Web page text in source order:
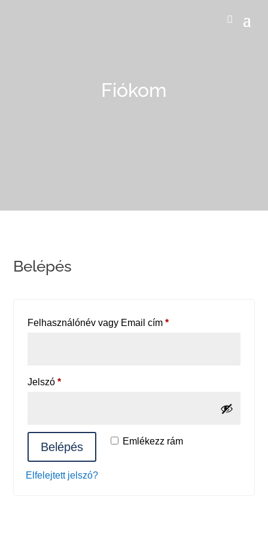
Fiókom
Belépés
Felhasználónév vagy Email cím*Kötelező
Jelszó*Kötelező
Emlékezz rám
Belépés
Elfelejtett jelszó?